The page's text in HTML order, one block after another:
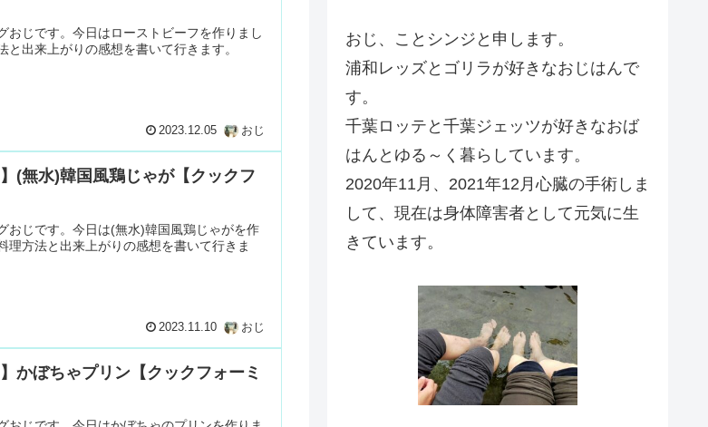
おじです。今日はローストビーフを作りまし
と出来上がりの感想を書いて行きます。
2023.12.05 おじ
】(無水)韓国風鶏じゃが【クックフ
おじです。今日は(無水)韓国風鶏じゃがを作
理方法と出来上がりの感想を書いて行きま
2023.11.10 おじ
かぼちゃプリン【クックフォーミ
おじ、ことシンジと申します。
浦和レッズとゴリラが好きなおじはんで
す。
千葉ロッテと千葉ジェッツが好きなおば
はんとゆる～く暮らしています。
2020年11月、2021年12月心臓の手術しま
して、現在は身体障害者として元気に生
きています。